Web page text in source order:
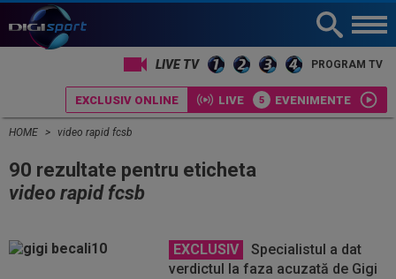
LIVE TV PROGRAM TV
EXCLUSIV ONLINE LIVE EVENIMENTE
HOME video rapid fcsb
90 rezultate pentru eticheta
video rapid fcsb
EXCLUSIV
Specialistul a dat
verdictul la faza acuzată de Gigi